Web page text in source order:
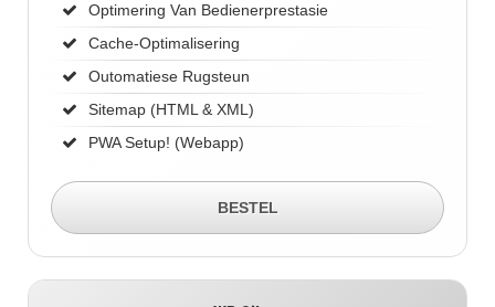
Optimering Van Bedienerprestasie
Cache-Optimalisering
Outomatiese Rugsteun
Sitemap (HTML & XML)
PWA Setup! (Webapp)
BESTEL